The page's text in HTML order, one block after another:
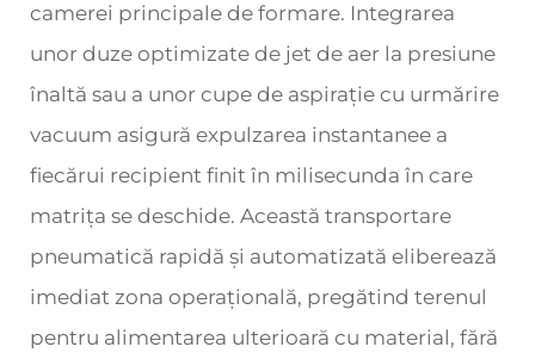
camerei principale de formare. Integrarea
unor duze optimizate de jet de aer la presiune
înaltă sau a unor cupe de aspirație cu urmărire
vacuum asigură expulzarea instantanee a
fiecărui recipient finit în milisecunda în care
matrița se deschide. Această transportare
pneumatică rapidă și automatizată eliberează
imediat zona operațională, pregătind terenul
pentru alimentarea ulterioară cu material, fără